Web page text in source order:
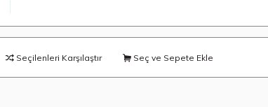
Seçilenleri Karşılaştır Seç ve Sepete Ekle